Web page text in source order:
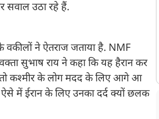
सवाल उठा रहे हैं.
वकीलों ने ऐतराज जताया है. NMF
सुभाष राय ने कहा कि यह हैरान कर
तो कश्मीर के लोग मदद के लिए आगे आ
में ईरान के लिए उनका दर्द क्यों छलक